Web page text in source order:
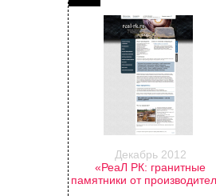
Декабрь 2012
«РеаЛ РК: гранитные
памятники от